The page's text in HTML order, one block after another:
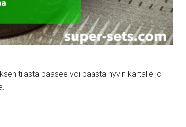
tilasta pääsee voi päästä hyvin kartalle jo